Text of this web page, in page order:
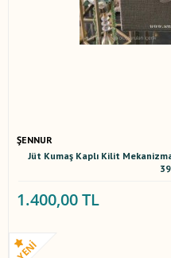
ŞENNUR
Jüt Kumaş Kaplı Kilit
1.400,00 TL